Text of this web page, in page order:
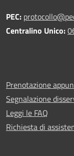
PEC:
Centralino Unico:
Prenotazione
Segnalazione
Leggi le FAQ
Richiesta di